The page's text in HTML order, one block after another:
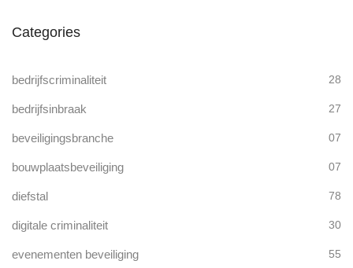
Categories
bedrijfscriminaliteit 28
bedrijfsinbraak 27
beveiligingsbranche 07
bouwplaatsbeveiliging 07
diefstal 78
digitale criminaliteit 30
evenementen beveiliging 55